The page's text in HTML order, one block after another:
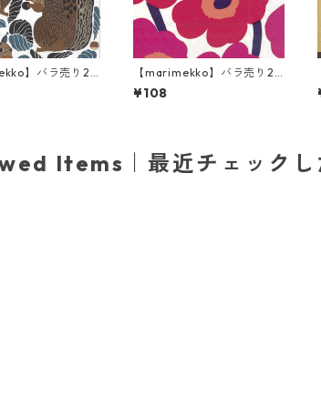
】バラ売り2
サイズ ペーパー
ブラウンx
【marimekko】バラ売り2
枚 カクテルサイズ ペーパー
ナプキン UNIKKO ホワイト
¥108
Items｜最近チェックし